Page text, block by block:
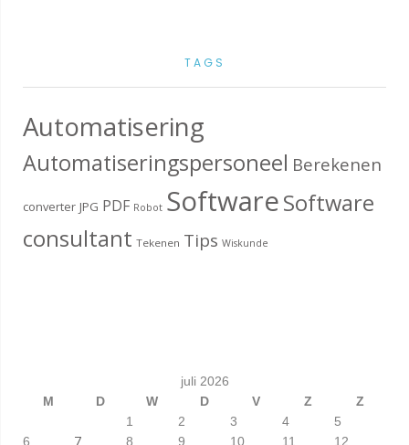
TAGS
Automatisering
Automatiseringspersoneel Berekenen
converter JPG PDF Robot SoftwareSoftware
consultant Tekenen Tips Wiskunde
juli 2026
M
D W D V Z
Z
1
2 3 4
5
6
7 8 9 10 11 12